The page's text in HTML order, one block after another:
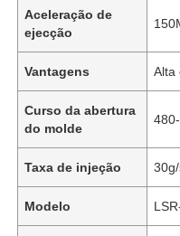
Aceleração de
ejecção
Vantagens Alta
Curso da abertura
do molde
Taxa de injeção
Modelo